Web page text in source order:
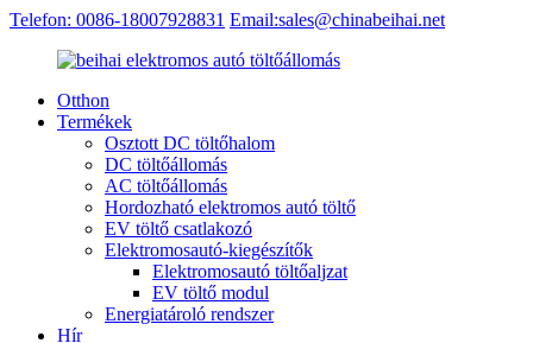
Telefon: 0086-18007928831 Email:sales@chinabeihai.net
Otthon
Termékek
Osztott DC töltőhalom
DC töltőállomás
AC töltőállomás
Hordozható elektromos autó töltő
EV töltő csatlakozó
Elektromosautó-kiegészítők
Elektromosautó töltőaljzat
EV töltő modul
Energiatároló rendszer
Hír